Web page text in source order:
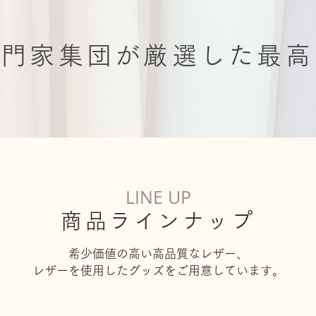
家集団が厳選した最
LINE UP
商品ラインナップ
希少価値の高い高品質なレザー、
レザーを使用したグッズを ご用意しています。